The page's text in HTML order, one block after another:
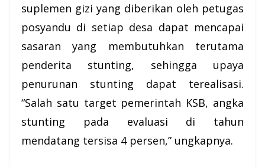
suplemen gizi yang diberikan oleh petugas
posyandu di setiap desa dapat mencapai
sasaran yang membutuhkan terutama
penderita stunting, sehingga upaya
penurunan stunting dapat terealisasi.
“Salah satu target pemerintah KSB, angka
stunting pada evaluasi di tahun
mendatang tersisa 4 persen,” ungkapnya.